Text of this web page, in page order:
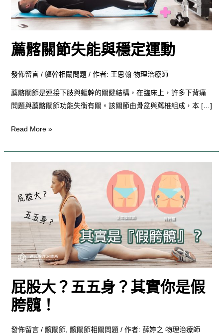
薦髂關節失能與穩定運動
發佈留言 / 軀幹相關問題/ 作者: 王思翰 物理治療師
薦髂關節是連接下肢與軀幹的關鍵結構，在臨床上，許多下背痛
問題與薦髂關節功能失衡有關。該關節由骨盆與薦椎組成，本 […]
穩
運
Read More »
屁股大？五五身？其實你是假
胯髖！
發佈留言 / 髖關節, 髖關節相關問題/ 作者: 薛婷之 物理治療師
大？
五
其
實
是
假
胯